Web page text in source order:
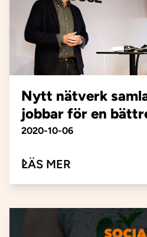
Nytt nätverk
jobbar för en
Publiceringsdatum
2020-10-06
LÄS MER